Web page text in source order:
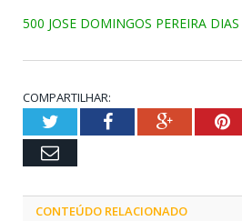
500 JOSE DOMINGOS PEREIRA DIAS
COMPARTILHAR:
TwitterFacebookGoogle+
Email
CONTEÚDO RELACIONADO